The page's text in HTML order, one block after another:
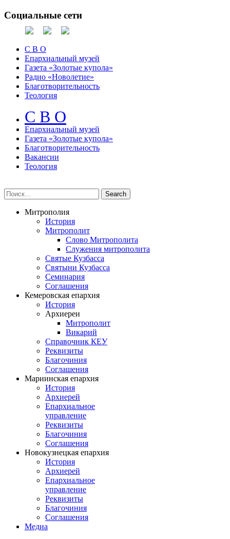
Социальные сети
С В О
Епархиальный музей
Газета «Золотые купола»
Радио «Новолетие»
Благотворительность
Теология
С В О
Епархиальный музeй
Газета «Золотые купола»
Благотворительность
Вакансии
Теология
Митрополия
История
Митрополит
Слово Митрополита
Служения митрополита
Святые Кузбасса
Святыни Кузбасса
Семинария
Соглашения
Кемеровская епархия
История
Архиереи
Митрополит
Викарий
Справочник КЕУ
Реквизиты
Благочиния
Соглашения
Мариинская епархия
История
Архиерей
Епархиальное
управление
Реквизиты
Благочиния
Соглашения
Новокузнецкая епархия
История
Архиерей
Епархиальное
управление
Реквизиты
Благочиния
Соглашения
Медиа